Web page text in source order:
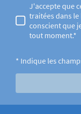
J'accepte que
traitées dans
conscient que
tout moment.*
* Indique les